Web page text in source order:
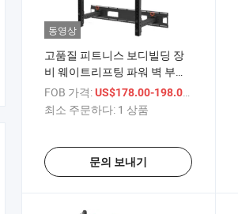
동영상
고품질 피트니스 보디빌딩 장
비 웨이트리프팅 파워 벽 부착
형 접이식 반 스쿼트랙
FOB 가격:US$178.00-198.00
최소 주문하다: 1 상품
문의 보내기